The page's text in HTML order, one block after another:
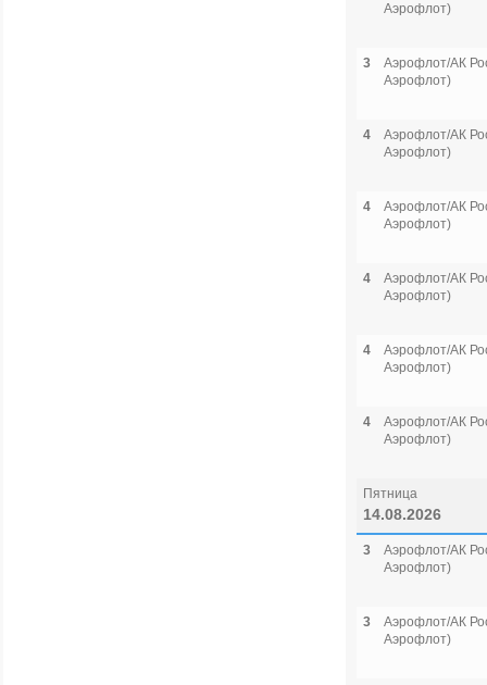
Аэрофлот)
3
Аэрофлот/АК
Аэрофлот)
4
Аэрофлот/АК
Аэрофлот)
4
Аэрофлот/АК
Аэрофлот)
4
Аэрофлот/АК
Аэрофлот)
4
Аэрофлот/АК
Аэрофлот)
4
Аэрофлот/АК
Аэрофлот)
Пятница
14.08.2026
3
Аэрофлот/АК
Аэрофлот)
3
Аэрофлот/АК
Аэрофлот)